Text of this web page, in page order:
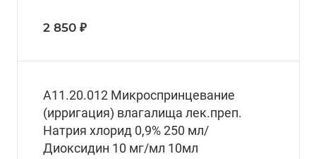
2 850 ₽
A11.20.012 Микроспринцевание
(ирригация) влагалища лек.преп.
Натрия хлорид 0,9% 250 мл/
Диоксидин 10 мг/мл 10мл